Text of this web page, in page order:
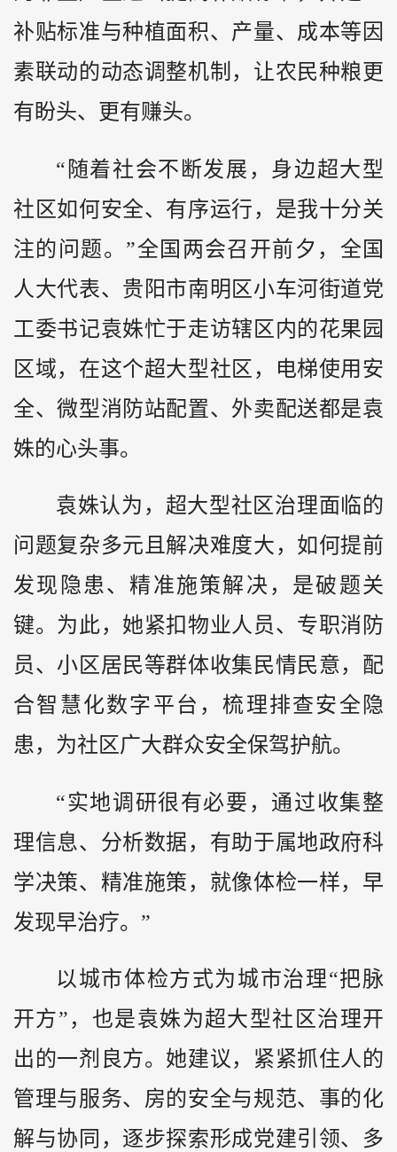
补贴标准与种植面积、产量、成本等因
素联动的动态调整机制，让农民种粮更
有盼头、更有赚头。
“随着社会不断发展，身边超大型
社区如何安全、有序运行，是我十分关
注的问题。”全国两会召开前夕，全国
人大代表、贵阳市南明区小车河街道党
工委书记袁姝忙于走访辖区内的花果园
区域，在这个超大型社区，电梯使用安
全、微型消防站配置、外卖配送都是袁
姝的心头事。
袁姝认为，超大型社区治理面临的
问题复杂多元且解决难度大，如何提前
发现隐患、精准施策解决，是破题关
键。为此，她紧扣物业人员、专职消防
员、小区居民等群体收集民情民意，配
合智慧化数字平台，梳理排查安全隐
患，为社区广大群众安全保驾护航。
“实地调研很有必要，通过收集整
理信息、分析数据，有助于属地政府科
学决策、精准施策，就像体检一样，早
发现早治疗。”
以城市体检方式为城市治理“把脉
开方”，也是袁姝为超大型社区治理开
出的一剂良方。她建议，紧紧抓住人的
管理与服务、房的安全与规范、事的化
解与协同，逐步探索形成党建引领、多